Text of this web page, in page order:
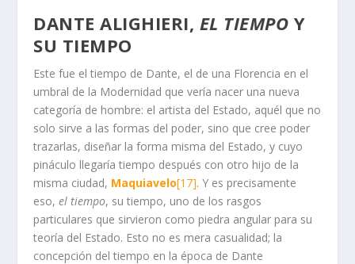
DANTE ALIGHIERI, EL TIEMPO Y
SU TIEMPO
Este fue el tiempo de Dante, el de una Florencia en el
umbral de la Modernidad que vería nacer una nueva
categoría de hombre: el artista del Estado, aquél que no
solo sirve a las formas del poder, sino que cree poder
trazarlas, diseñar la forma misma del Estado, y cuyo
pináculo llegaría tiempo después con otro hijo de la
misma ciudad, Maquiavelo[17]. Y es precisamente
eso,el tiempo, su tiempo, uno de los rasgos
particulares que sirvieron como piedra angular para su
teoría del Estado. Esto no es mera casualidad; la
concepción del tiempo en la época de Dante